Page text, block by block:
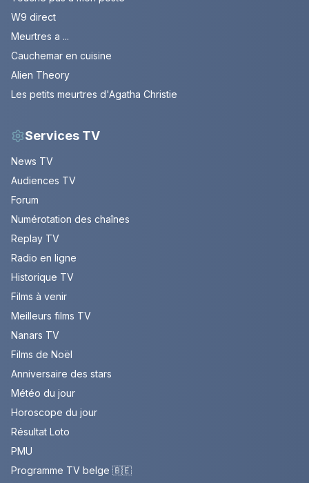
W9 direct
Meurtres a ...
Cauchemar en cuisine
Alien Theory
Les petits meurtres d'Agatha Christie
Services TV
News TV
Audiences TV
Forum
Numérotation des chaînes
Replay TV
Radio en ligne
Historique TV
Films à venir
Meilleurs films TV
Nanars TV
Films de Noël
Anniversaire des stars
Météo du jour
Horoscope du jour
Résultat Loto
PMU
Programme TV belge 🇧🇪